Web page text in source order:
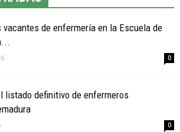
de enfermería en la Escuela de
0
listado definitivo de enfermeros
0